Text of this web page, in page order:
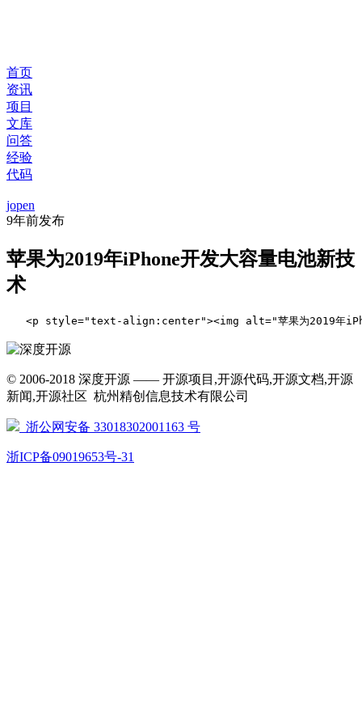
首页
资讯
项目
文库
问答
经验
代码
jopen
9年前发布
苹果为2019年iPhone开发大容量电池新技
术
<p style="text-align:center"><img alt="苹果为2019年iPhone
© 2006-2018 深度开源 —— 开源项目,开源代码,开源文档,开源
新闻,开源社区 杭州精创信息技术有限公司
浙公网安备 33018302001163 号
浙ICP备09019653号-31